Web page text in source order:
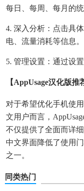
每日、每周、每月的统
4. 深入分析：点击具
电、流量消耗等信息。
5. 管理设置：通过设
【AppUsage汉化版推
对于希望优化手机使
文用户而言，
不仅提供了全面而详
中文界面降低了使用
之一。
同类热门